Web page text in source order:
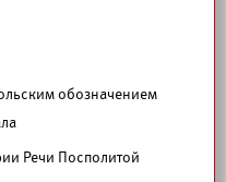
обозначением
Речи Посполитой